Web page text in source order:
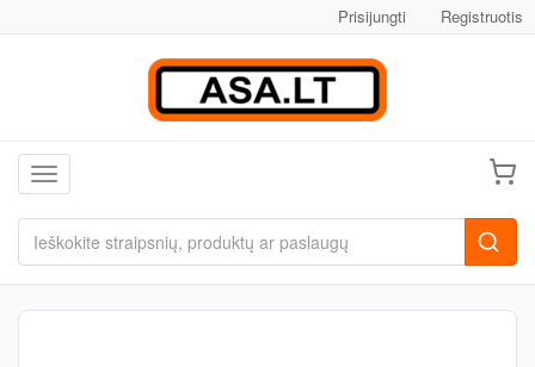
Prisijungti Registruotis
Toggle navigation